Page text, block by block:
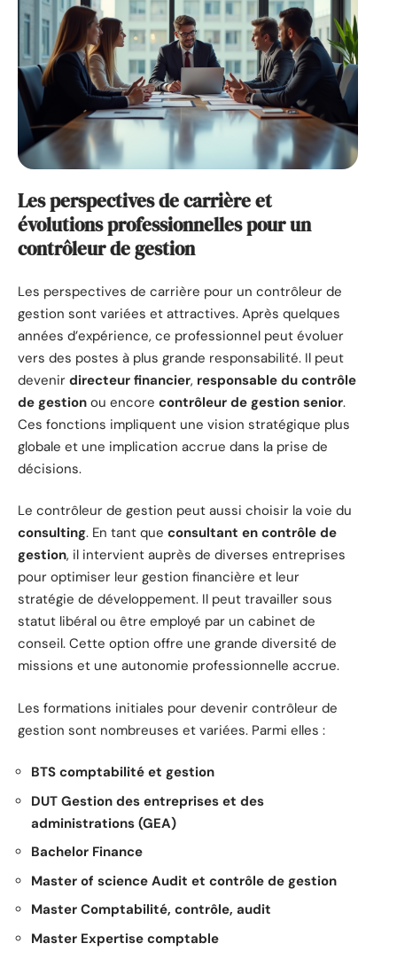
Les perspectives de carrière et
évolutions professionnelles pour un
contrôleur de gestion
Les perspectives de carrière pour un contrôleur de
gestion sont variées et attractives. Après quelques
années d’expérience, ce professionnel peut évoluer
vers des postes à plus grande responsabilité. Il peut
devenir directeur financier, responsable du contrôle
de gestion ou encore contrôleur de gestion senior.
Ces fonctions impliquent une vision stratégique plus
globale et une implication accrue dans la prise de
décisions.
Le contrôleur de gestion peut aussi choisir la voie du
consulting. En tant que consultant en contrôle de
gestion, il intervient auprès de diverses entreprises
pour optimiser leur gestion financière et leur
stratégie de développement. Il peut travailler sous
statut libéral ou être employé par un cabinet de
conseil. Cette option offre une grande diversité de
missions et une autonomie professionnelle accrue.
Les formations initiales pour devenir contrôleur de
gestion sont nombreuses et variées. Parmi elles :
BTS comptabilité et gestion
DUT Gestion des entreprises et des
administrations (GEA)
Bachelor Finance
Master of science Audit et contrôle de gestion
Master Comptabilité, contrôle, audit
Master Expertise comptable